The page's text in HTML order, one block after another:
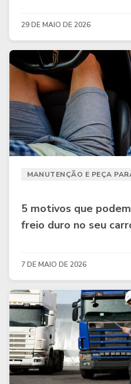
29 DE MAIO DE 2026
MANUTENÇÃO E PEÇA
5 motivos que
freio duro no seu
7 DE MAIO DE 2026